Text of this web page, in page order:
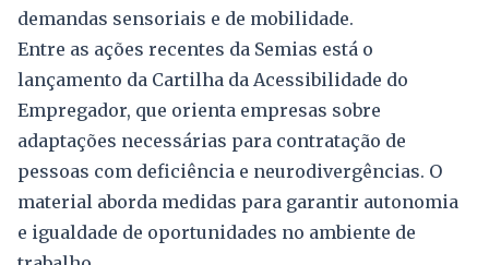
demandas sensoriais e de mobilidade.
Entre as ações recentes da Semias está o
lançamento da Cartilha da Acessibilidade do
Empregador, que orienta empresas sobre
adaptações necessárias para contratação de
pessoas com deficiência e neurodivergências. O
material aborda medidas para garantir autonomia
e igualdade de oportunidades no ambiente de